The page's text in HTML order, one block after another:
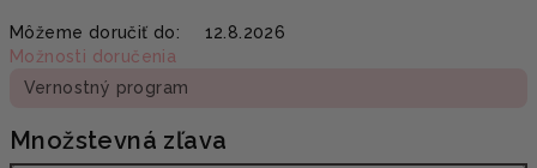
cena:
Môžeme doručiť do:
12.8.2026
Možnosti doručenia
Vernostný program
Množstevná zľava